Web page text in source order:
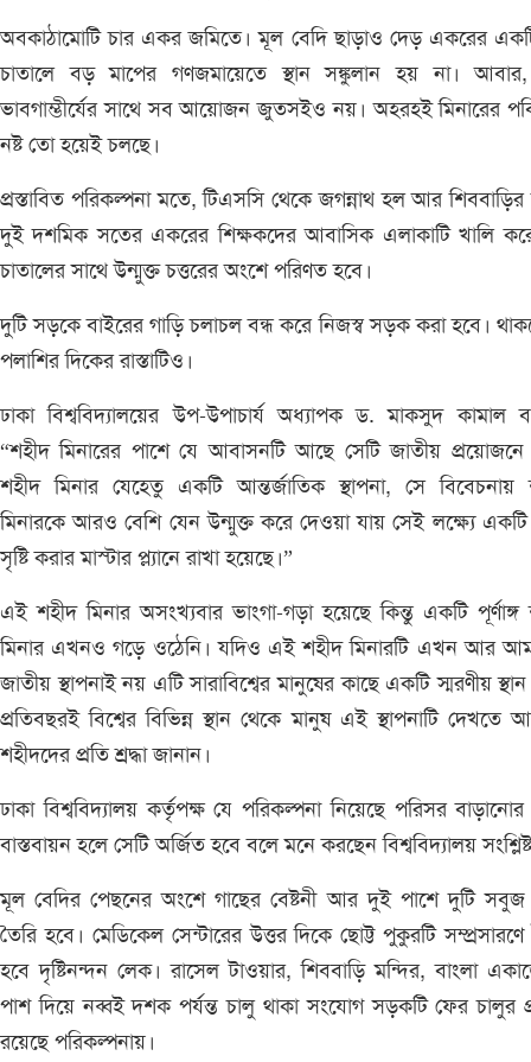
অবকাঠামোটি চার একর জমিতে। মূল বেদি ছাড়াও দেড় একরের
চাতালে বড় মাপের গণজমায়েতে স্থান সঙ্কুলান হয় না।
ভাবগাম্ভীর্যের সাথে সব আয়োজন জুতসইও নয়। অহরহই মিনারের
নষ্ট তো হয়েই চলছে।
প্রস্তাবিত পরিকল্পনা মতে, টিএসসি থেকে জগন্নাথ হল আর শিববাড়ির
দুই দশমিক সতের একরের শিক্ষকদের আবাসিক এলাকাটি খালি
চাতালের সাথে উন্মুক্ত চত্তরের অংশে পরিণত হবে।
দুটি সড়কে বাইরের গাড়ি চলাচল বন্ধ করে নিজস্ব সড়ক করা হবে।
পলাশির দিকের রাস্তাটিও।
ঢাকা বিশ্ববিদ্যালয়ের উপ-উপাচার্য অধ্যাপক ড. মাকসুদ কামাল
“শহীদ মিনারের পাশে যে আবাসনটি আছে সেটি জাতীয়
শহীদ মিনার যেহেতু একটি আন্তর্জাতিক স্থাপনা, সে বিবেচনায়
মিনারকে আরও বেশি যেন উন্মুক্ত করে দেওয়া যায় সেই লক্ষ্যে একটি
সৃষ্টি করার মাস্টার প্ল্যানে রাখা হয়েছে।”
এই শহীদ মিনার অসংখ্যবার ভাংগা-গড়া হয়েছে কিন্তু একটি পূর্ণাঙ্গ
মিনার এখনও গড়ে ওঠেনি। যদিও এই শহীদ মিনারটি এখন আর
জাতীয় স্থাপনাই নয় এটি সারাবিশ্বের মানুষের কাছে একটি স্মরণীয়
প্রতিবছরই বিশ্বের বিভিন্ন স্থান থেকে মানুষ এই স্থাপনাটি দেখতে
শহীদদের প্রতি শ্রদ্ধা জানান।
ঢাকা বিশ্ববিদ্যালয় কর্তৃপক্ষ যে পরিকল্পনা নিয়েছে পরিসর বাড়ানোর
বাস্তবায়ন হলে সেটি অর্জিত হবে বলে মনে করছেন বিশ্ববিদ্যালয়
মূল বেদির পেছনের অংশে গাছের বেষ্টনী আর দুই পাশে দুটি সবুজ
তৈরি হবে। মেডিকেল সেন্টারের উত্তর দিকে ছোট্ট পুকুরটি সম্প্রসারণে
হবে দৃষ্টিনন্দন লেক। রাসেল টাওয়ার, শিববাড়ি মন্দির, বাংলা
পাশ দিয়ে নব্বই দশক পর্যন্ত চালু থাকা সংযোগ সড়কটি ফের চালুর
রয়েছে পরিকল্পনায়।